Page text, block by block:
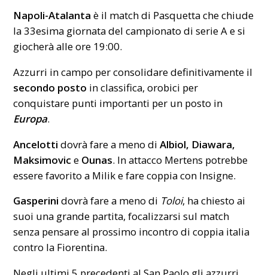
Napoli-Atalanta è il match di Pasquetta che chiude
la 33esima giornata delcampionato di serie A e si
giocherà alle ore 19:00.
Azzurri in campo per consolidare definitivamente il
secondo posto in classifica, orobici per
conquistare punti importanti per un posto in
Europa.
Ancelotti dovrà fare a meno diAlbiol, Diawara,
Maksimovic e Ounas. In attacco Mertens potrebbe
essere favorito a Milik e fare coppia con Insigne.
Gasperini dovrà fare a meno di Toloi, ha chiesto ai
suoi una grande partita, focalizzarsi sul match
senza pensare al prossimo incontro di coppia italia
contro la Fiorentina.